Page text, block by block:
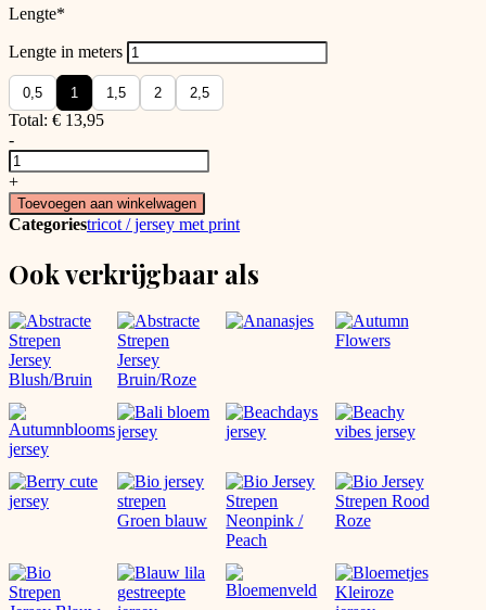
Lengte*
Lengte in meters
0,5 1 1,5 2 2,5
Total: € 13,95
-
Little
hearts
ecru
jersey
aantal
+
Toevoegen aan winkelwagen
Categoriestricot / jersey met print
Ook verkrijgbaar als